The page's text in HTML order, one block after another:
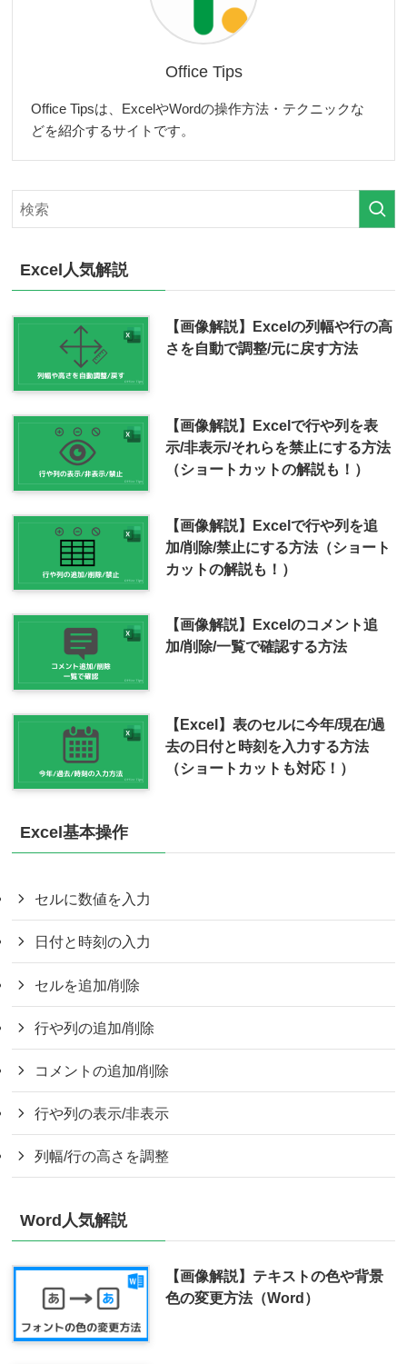
Office Tips
Office Tipsは、ExcelやWordの操作方法・テクニックな
どを紹介するサイトです。
Excel人気解説
【画像解説】Excelの列幅や行の高
さを自動で調整/元に戻す方法
【画像解説】Excelで行や列を表
示/非表示/それらを禁止にする方法
（ショートカットの解説も！）
【画像解説】Excelで行や列を追
加/削除/禁止にする方法（ショート
カットの解説も！）
【画像解説】Excelのコメント追
加/削除/一覧で確認する方法
【Excel】表のセルに今年/現在/過
去の日付と時刻を入力する方法
（ショートカットも対応！）
Excel基本操作
セルに数値を入力
日付と時刻の入力
セルを追加/削除
行や列の追加/削除
コメントの追加/削除
行や列の表示/非表示
列幅/行の高さを調整
Word人気解説
【画像解説】テキストの色や背景
色の変更方法（Word）